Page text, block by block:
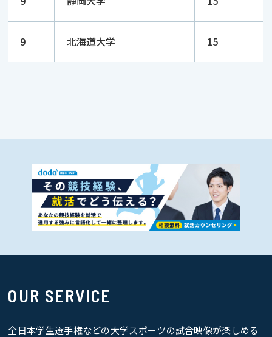
9 北海道大学 15
OUR SERVICE
全日本学生選手権などの大学スポーツの試合映像が楽しめる